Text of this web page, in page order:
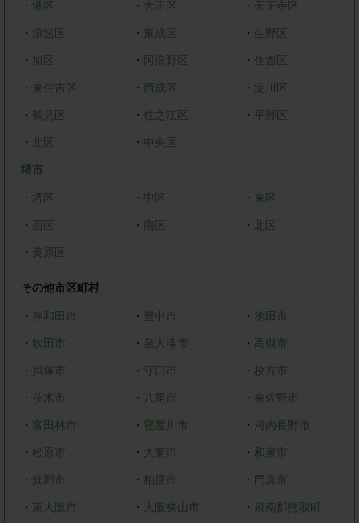
・ 港区 ・ 大正区 ・ 天王寺区
・ 浪速区 ・ 東成区 ・ 生野区
・ 旭区 ・ 阿倍野区 ・ 住吉区
・ 東住吉区 ・ 西成区 ・ 淀川区
・ 鶴見区 ・ 住之江区 ・平野区
・ 北区 ・ 中央区
堺市
・ 堺区 ・ 中区 ・ 東区
・ 西区 ・ 南区 ・ 北区
・ 美原区
その他市区町村
・ 岸和田市 ・ 豊中市 ・ 池田市
・ 吹田市 ・ 泉大津市 ・ 高槻市
・ 貝塚市 ・ 守口市 ・枚方市
・ 茨木市 ・ 八尾市 ・ 泉佐野市
・ 富田林市 ・ 寝屋川市 ・ 河内長野市
・ 松原市 ・ 大東市 ・ 和泉市
・ 箕面市 ・ 柏原市 ・ 門真市
・ 東大阪市 ・ 大阪狭山市 ・ 泉南郡熊取町